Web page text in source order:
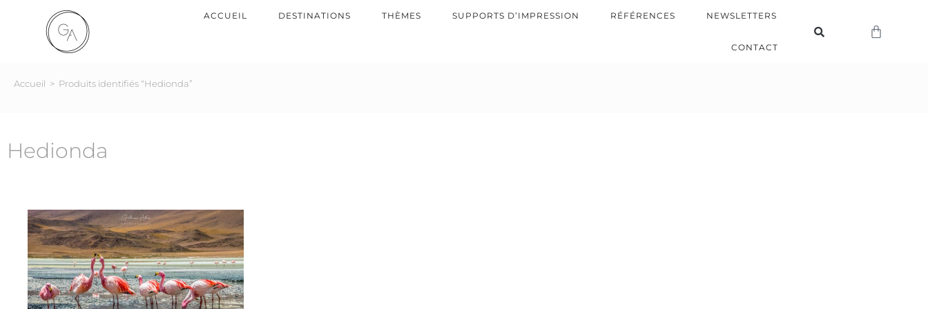
ACCUEIL DESTINATIONS THÈMES SUPPORTS D’IMPRESSION RÉFÉRENCES NEWSLETTERS
CONTACT
Accueil > Produits identifiés “Hedionda”
Hedionda